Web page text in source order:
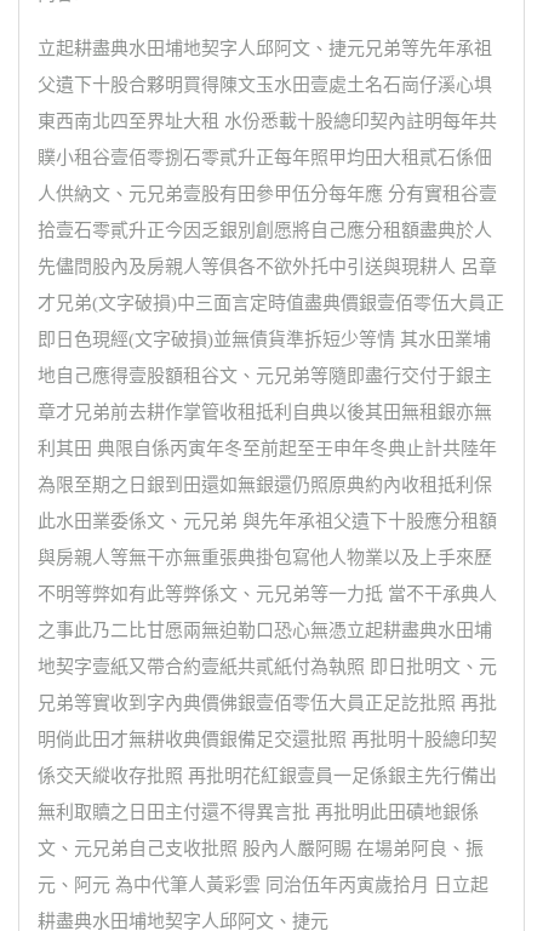
立起耕盡典水田埔地契字人邱阿文、捷元兄弟等先年承祖
父遺下十股合夥明買得陳文玉水田壹處土名石崗仔溪心埧
東西南北四至界址大租 水份悉載十股總印契內註明每年共
贌小租谷壹佰零捌石零貳升正每年照甲均田大租貳石係佃
人供納文、元兄弟壹股有田參甲伍分每年應 分有實租谷壹
拾壹石零貳升正今因乏銀別創愿將自己應分租額盡典於人
先儘問股內及房親人等俱各不欲外托中引送與現耕人 呂章
才兄弟(文字破損)中三面言定時值盡典價銀壹佰零伍大員正
即日色現經(文字破損)並無債貨準拆短少等情 其水田業埔
地自己應得壹股額租谷文、元兄弟等隨即盡行交付于銀主
章才兄弟前去耕作掌管收租抵利自典以後其田無租銀亦無
利其田 典限自係丙寅年冬至前起至壬申年冬典止計共陸年
為限至期之日銀到田還如無銀還仍照原典約內收租抵利保
此水田業委係文、元兄弟 與先年承祖父遺下十股應分租額
與房親人等無干亦無重張典掛包寫他人物業以及上手來歷
不明等弊如有此等弊係文、元兄弟等一力抵 當不干承典人
之事此乃二比甘愿兩無迫勒口恐心無憑立起耕盡典水田埔
地契字壹紙又帶合約壹紙共貳紙付為執照 即日批明文、元
兄弟等實收到字內典價佛銀壹佰零伍大員正足訖批照 再批
明倘此田才無耕收典價銀備足交還批照 再批明十股總印契
係交天縱收存批照 再批明花紅銀壹員一足係銀主先行備出
無利取贖之日田主付還不得異言批 再批明此田磧地銀係
文、元兄弟自己支收批照 股內人嚴阿賜 在場弟阿良、振
元、阿元 為中代筆人黃彩雲 同治伍年丙寅歲拾月 日立起
耕盡典水田埔地契字人邱阿文、捷元